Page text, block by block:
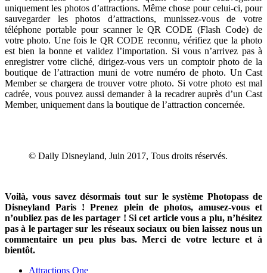
uniquement les photos d’attractions. Même chose pour celui-ci, pour
sauvegarder les photos d’attractions, munissez-vous de votre
téléphone portable pour scanner le QR CODE (Flash Code) de
votre photo. Une fois le QR CODE reconnu, vérifiez que la photo
est bien la bonne et validez l’importation. Si vous n’arrivez pas à
enregistrer votre cliché, dirigez-vous vers un comptoir photo de la
boutique de l’attraction muni de votre numéro de photo. Un Cast
Member se chargera de trouver votre photo. Si votre photo est mal
cadrée, vous pouvez aussi demander à la recadrer auprès d’un Cast
Member, uniquement dans la boutique de l’attraction concernée.
© Daily Disneyland, Juin 2017, Tous droits réservés.
Voilà, vous savez désormais tout sur le système Photopass de
Disneyland Paris ! Prenez plein de photos, amusez-vous et
n’oubliez pas de les partager ! Si cet article vous a plu, n’hésitez
pas à le partager sur les réseaux sociaux ou bien laissez nous un
commentaire un peu plus bas. Merci de votre lecture et à
bientôt.
Attractions One